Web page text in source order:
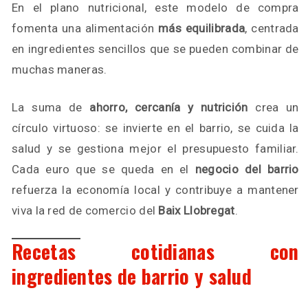
En el plano nutricional, este modelo de compra
fomenta una alimentación más equilibrada, centrada
en ingredientes sencillos que se pueden combinar de
muchas maneras.
La suma de ahorro, cercanía y nutrición crea un
círculo virtuoso: se invierte en el barrio, se cuida la
salud y se gestiona mejor el presupuesto familiar.
Cada euro que se queda en el negocio del barrio
refuerza la economía local y contribuye a mantener
viva la red de comercio del Baix Llobregat.
Recetas cotidianas con
ingredientes de barrio y salud